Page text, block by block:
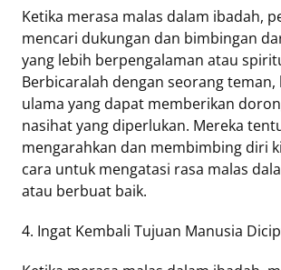
Ketika merasa malas dalam ibadah,
mencari dukungan dan bimbingan
yang lebih berpengalaman atau
Berbicaralah dengan seorang teman,
ulama yang dapat memberikan
nasihat yang diperlukan. Mereka
mengarahkan dan membimbing diri
cara untuk mengatasi rasa malas
atau berbuat baik.
4. Ingat Kembali Tujuan Manusia